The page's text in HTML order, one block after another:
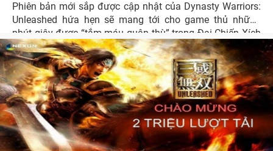
Phiên bản mới sắp được cập nhật của Dynasty Warriors:
Unleashed hứa hẹn sẽ mang tới cho game thủ những
phút giây được “tắm máu quân thù” trong Đại Chiến Xích
Bích.